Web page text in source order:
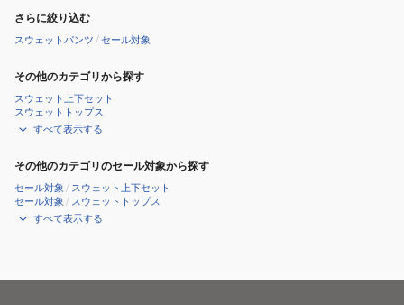
さらに絞り込む
スウェットパンツ /セール対象
その他のカテゴリから探す
スウェット上下セット
スウェットトップス
すべて表示する
その他のカテゴリのセール対象から探す
セール対象 / スウェット上下セット
セール対象 / スウェットトップス
すべて表示する